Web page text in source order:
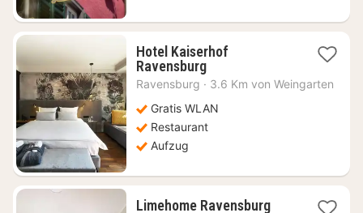
Hotel Kaiserhof
Ravensburg1
Nacht
128,52
€
Ravensburg · 3.6 Km von Weingarten
Gratis WLAN
Restaurant
Aufzug
Limehome Ravensburg